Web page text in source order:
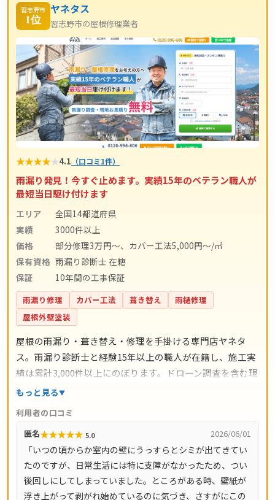
習志野市
1位
ヤネタス
習志野市の屋根修理業者
★★★★★4.1 （口コミ1件）
雨漏り発見！今すぐ止めます。実績15年のベテラン職人が
最短当日駆け付けます
エリア
全国14都道府県
実績
3000件以上
価格
部分修理3万円～、カバー工法5,000円～/㎡
保有資格 雨漏り診断士 在籍
保証
10年間の工事保証
雨漏り修理 カバー工法 葺き替え
雨樋修理
屋根外壁塗装
屋根の雨漏り・葺き替え・修理を手掛ける専門店ヤネタ
ス。雨漏り診断士と経験15年以上の職人が在籍し、施工実
績は累計3,000件以上にのぼります。ドローン調査を含む現
地調査・お見積り・出張費は無料。瓦ずれ直し1,500円〜/
㎡と料金の目安が明確で、自社職人の直接施工により中間
マージンがかかりません。施工後は10年間の工事保証付
き。東京都・神奈川県・埼玉県・千葉県・茨城県・栃木
県・群馬県など全国14都道府県に対応し、LINE・メールは
24時間受付、最短当日にお伺いします。
もっと見る
利用者の口コミ
匿名★★★★★ 5.0 2026/06/01
「いつの頃からか室内の壁にうっすらとシミが出てきてい
たのですが、日常生活には特に支障がなかったため、つい
後回しにしてしまっていました。ところがある時、壁紙が
浮き上がって剥がれ始めているのに気づき、さすがにこの